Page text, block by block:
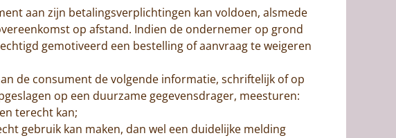
aan zijn betalingsverplichtingen kan voldoen, alsmede
op afstand. Indien de ondernemer op grond
gemotiveerd een bestelling of aanvraag te weigeren
de consument de volgende informatie, schriftelijk of op
op een duurzame gegevensdrager, meesturen:
terecht kan;
gebruik kan maken, dan wel een duidelijke melding